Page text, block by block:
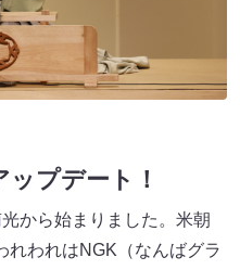
プデート！
から始まりました。米朝
れわれはNGK（なんばグラ